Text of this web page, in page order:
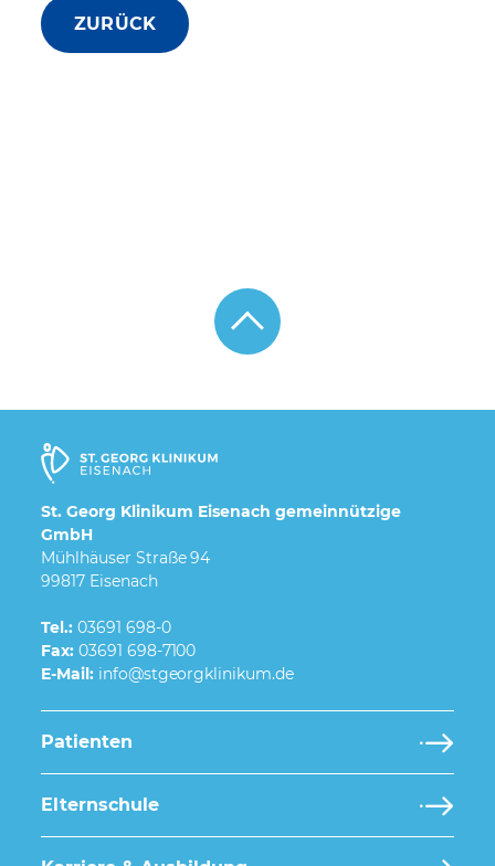
ZURÜCK
St. Georg Klinikum Eisenach gemeinnützige
GmbH
Mühlhäuser Straße 94
99817 Eisenach
Tel.: 03691 698-0
Fax: 03691 698-7100
E-Mail:
Patienten
Elternschule